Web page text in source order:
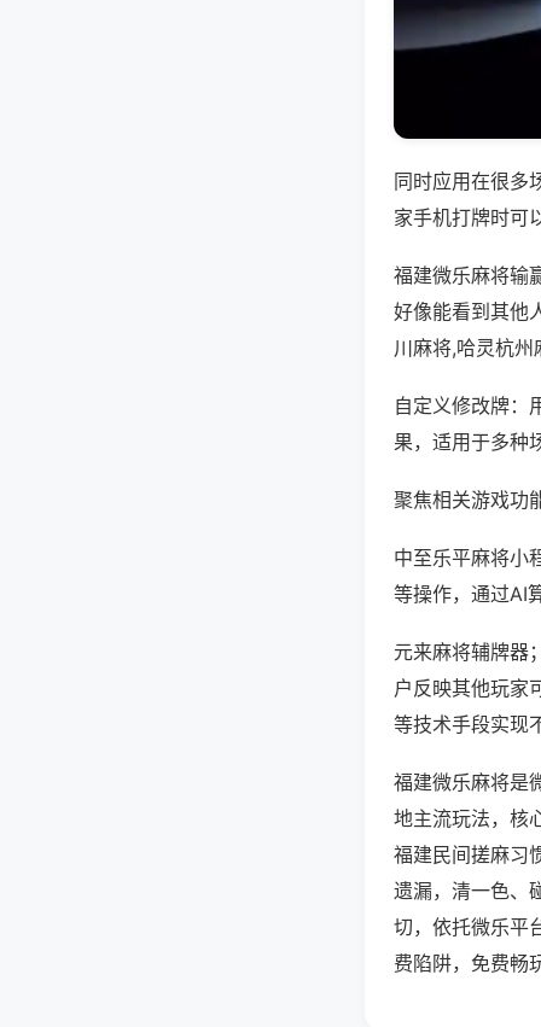
同时应用在很多
家手机打牌时可
福建微乐麻将输
好像能看到其他
川麻将,哈灵杭州
自定义修改牌：
果，适用于多种
聚焦相关游戏功
中至乐平麻将小
等操作，通过AI
元来麻将辅牌器
户反映其他玩家
等技术手段实现
福建微乐麻将是
地主流玩法，核
福建民间搓麻习
遗漏，清一色、
切，依托微乐平
费陷阱，免费畅